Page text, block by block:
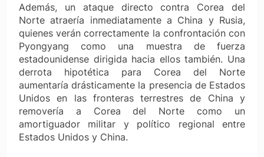
Además, un ataque directo contra Corea del
Norte atraería inmediatamente a China y Rusia,
quienes verán correctamente la confrontación con
Pyongyang como una muestra de fuerza
estadounidense dirigida hacia ellos también. Una
derrota hipotética para Corea del Norte
aumentaría drásticamente la presencia de Estados
Unidos en las fronteras terrestres de China y
removería a Corea del Norte como un
amortiguador militar y político regional entre
Estados Unidos y China.